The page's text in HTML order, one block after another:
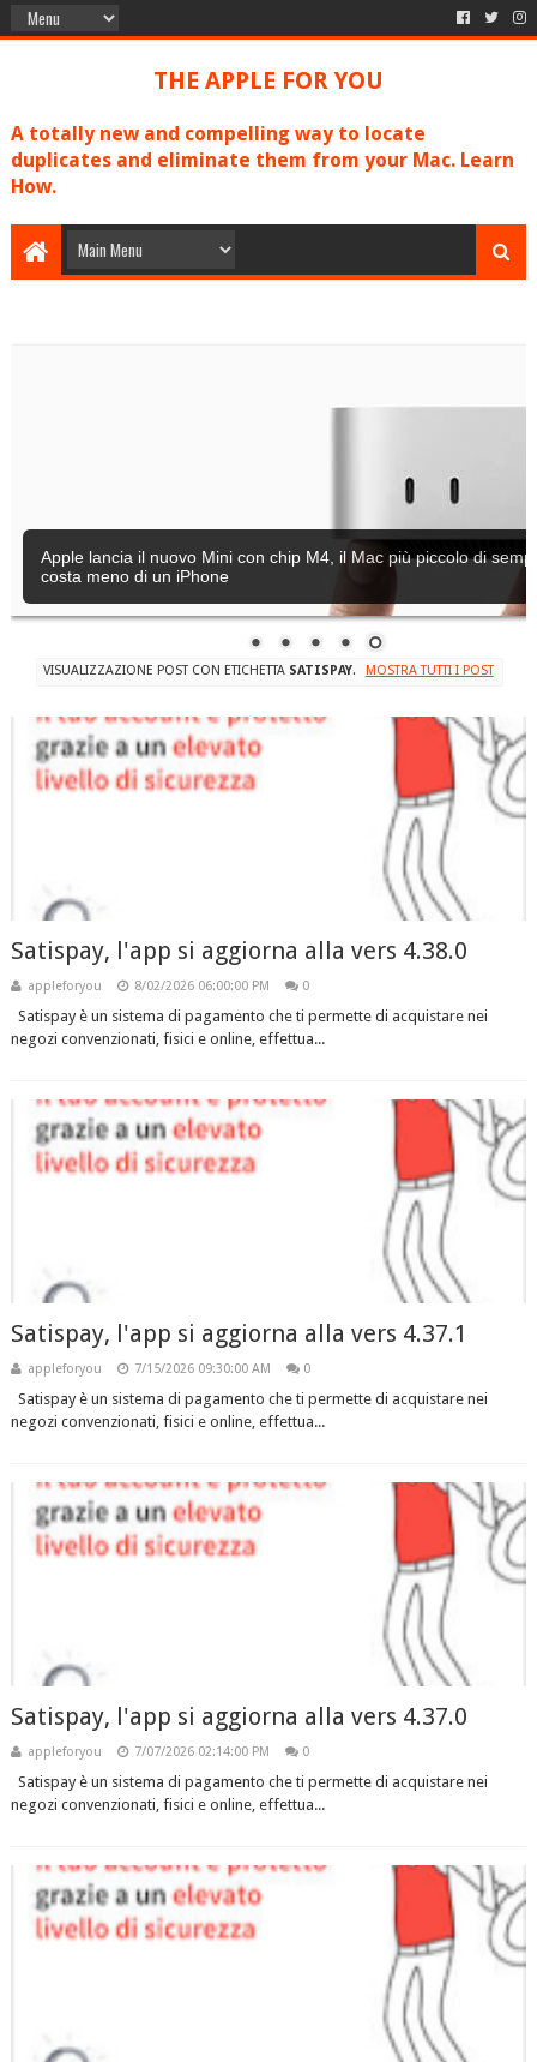
THE APPLE FOR YOU
A totally new and compelling way to locate
duplicates and eliminate them from your Mac. Learn
How.
Apple lancia il nuovo Mini con chip M4, il Mac più piccolo di
costa meno di un iPhone
VISUALIZZAZIONE POST CON ETICHETTA SATISPAY. MOSTRA TUTTI I POST
Satispay, l'app si aggiorna alla vers 4.38.0
appleforyou 8/02/2026 06:00:00 PM 0
Satispay è un sistema di pagamento che ti permette di acquistare nei
negozi convenzionati, fisici e online, effettua...
Satispay, l'app si aggiorna alla vers 4.37.1
appleforyou 7/15/2026 09:30:00 AM 0
Satispay è un sistema di pagamento che ti permette di acquistare nei
negozi convenzionati, fisici e online, effettua...
Satispay, l'app si aggiorna alla vers 4.37.0
appleforyou 7/07/2026 02:14:00 PM 0
Satispay è un sistema di pagamento che ti permette di acquistare nei
negozi convenzionati, fisici e online, effettua...